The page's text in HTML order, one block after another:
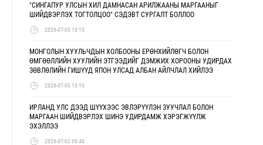
"СИНГАПУР УЛСЫН ХИЛ ДАМНАСАН АРИЛЖААНЫ МАРГААНЫГ
ШИЙДВЭРЛЭХ ТОГТОЛЦОО" СЭДЭВТ СУРГАЛТ БОЛЛОО
2026-07-03 13:15
МОНГОЛЫН ХУУЛЬЧДЫН ХОЛБООНЫ ЕРӨНХИЙЛӨГЧ БОЛОН
ӨМГӨӨЛЛИЙН ХУУЛИЙН ЭТГЭЭДИЙГ ДЭМЖИХ ХОРООНЫ УДИРДАХ
ЗӨВЛӨЛИЙН ГИШҮҮД ЯПОН УЛСАД АЛБАН АЙЛЧЛАЛ ХИЙЛЭЭ
2026-07-03 13:10
ИРЛАНД УЛС ДЭЭД ШҮҮХЭЭС ЭВЛЭРҮҮЛЭН ЗУУЧЛАЛ БОЛОН
МАРГААН ШИЙДВЭРЛЭХ ШИНЭ УДИРДАМЖ ХЭРЭГЖҮҮЛЖ
ЭХЭЛЛЭЭ
2026-07-02 09:48